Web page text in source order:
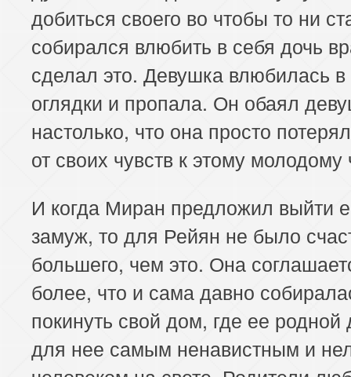
добиться своего во чтобы то ни
собирался влюбить в себя дочь
сделал это. Девушка влюбилась в
оглядки и пропала. Он обаял
настолько, что она просто
от своих чувств к этому молодому
И когда Миран предложил выйти
замуж, то для Рейян не было
большего, чем это. Она
более, что и сама давно
покинуть свой дом, где ее родной
для нее самым ненавистным и